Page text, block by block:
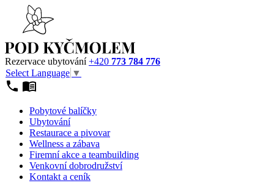
Rezervace ubytování+420 773 784 776
Select Language ▼
Pobytové balíčky
Ubytování
Restaurace a pivovar
Wellness a zábava
Firemní akce a teambuilding
Venkovní dobrodružství
Kontakt a ceník